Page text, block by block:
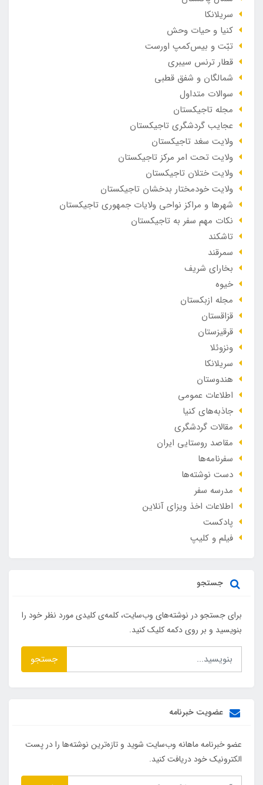
سریلانکا
کنیا و حیات وحش
تبّت و بیس‌کمپ اورست
قطار ترنس سیبری
شمالگان و شفق قطبی
سوالات متداول
مجله تاجیکستان
عجایب گردشگری تاجیکستان
ولایت سغد تاجیکستان
ولایت تحت امر مرکز تاجیکستان
ولایت ختلان تاجیکستان
ولایت خودمختار بدخشان تاجیکستان
شهرها و مراکز نواحی ولایات جمهوری تاجیکستان
نکات مهم سفر به تاجیکستان
تاشکند
سمرقند
بخارای شریف
خیوه
مجله ازبکستان
قزاقستان
قرقیزستان
ونزوئلا
سریلانکا
هندوستان
اطلاعات عمومی
جاذبه‌های کنیا
مقالات گردشگری
مقاصد روستایی ایران
سفرنامه‌ها
دست نوشته‌ها
مدرسه سفر
اطلاعات اخذ ویزای آنلاین
پادکست
فیلم و کلیپ
جستجو
برای جستجو در نوشته‌های وب‌سایت، کلمه‌ی کلیدی مورد نظر خود را
بنویسید و بر روی دکمه کلیک کنید.
جستجو
عضویت خبرنامه
عضو خبرنامه ماهانه وب‌سایت شوید و تازه‌ترین نوشته‌ها را در پست
الکترونیک خود دریافت کنید.